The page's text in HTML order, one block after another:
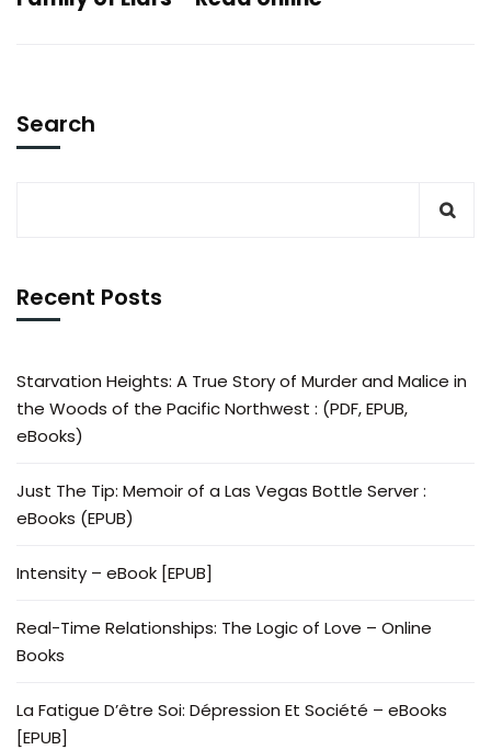
Search
Recent Posts
Starvation Heights: A True Story of Murder and Malice in
the Woods of the Pacific Northwest : (PDF, EPUB,
eBooks)
Just The Tip: Memoir of a Las Vegas Bottle Server :
eBooks (EPUB)
Intensity – eBook [EPUB]
Real-Time Relationships: The Logic of Love – Online
Books
La Fatigue D’être Soi: Dépression Et Société – eBooks
[EPUB]